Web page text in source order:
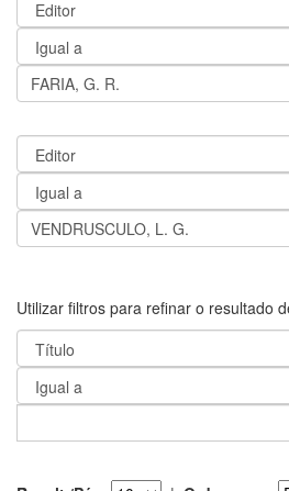
Utilizar filtros para refinar o resultado